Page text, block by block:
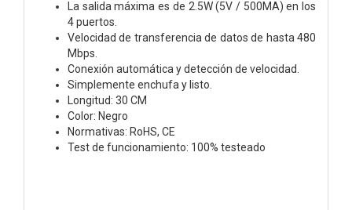
La salida máxima es de 2.5W (5V / 500MA) en los
4 puertos.
Velocidad de transferencia de datos de hasta 480
Mbps.
Conexión automática y detección de velocidad.
Simplemente enchufa y listo.
Longitud: 30 CM
Color: Negro
Normativas: RoHS, CE
Test de funcionamiento: 100% testeado